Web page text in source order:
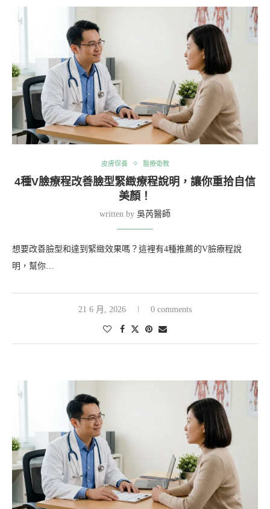
皮膚保養 醫療衛教
4種V臉療程改善臉型緊緻療程說明，讓你重拾自信
美顏！
written by 吳芮醫師
想要改善臉型和達到緊緻效果嗎？這裡有4種推薦的V臉療程說
明，幫你…
21 6 月, 2026 0 comments